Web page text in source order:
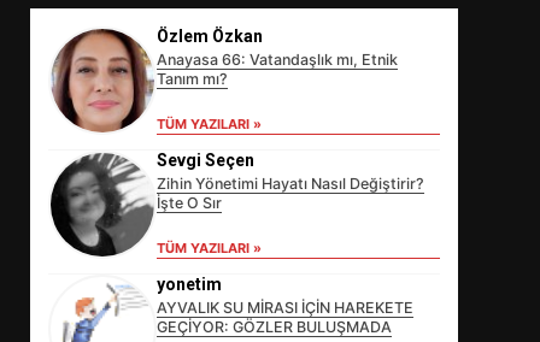
Özlem Özkan
Anayasa 66: Vatandaşlık mı, Etnik
Tanım mı?
TÜM YAZILARI »
Sevgi Seçen
Zihin Yönetimi Hayatı Nasıl Değiştirir?
İşte O Sır
TÜM YAZILARI »
yonetim
AYVALIK SU MİRASI İÇİN HAREKETE
GEÇİYOR: GÖZLER BULUŞMADA